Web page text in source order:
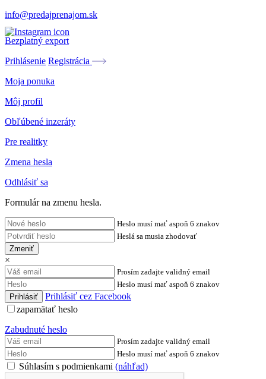
info@predajprenajom.sk
Bezplatný export
Prihlásenie Registrácia
Moja ponuka
Môj profil
Obľúbené inzeráty
Pre realitky
Zmena hesla
Odhlásiť sa
Formulár na zmenu hesla.
Heslo musí mať aspoň 6 znakov
Heslá sa musia zhodovať
Zmeniť
×
Prosím zadajte validný email
Heslo musí mať aspoň 6 znakov
Prihlásiť cez Facebook
zapamätať heslo
Zabudnuté heslo
Prosím zadajte validný email
Heslo musí mať aspoň 6 znakov
Súhlasím s podmienkami (náhľad)